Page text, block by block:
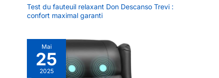
Test du fauteuil relaxant Don Descanso Trevi :
confort maximal garanti
Mai
25
2025